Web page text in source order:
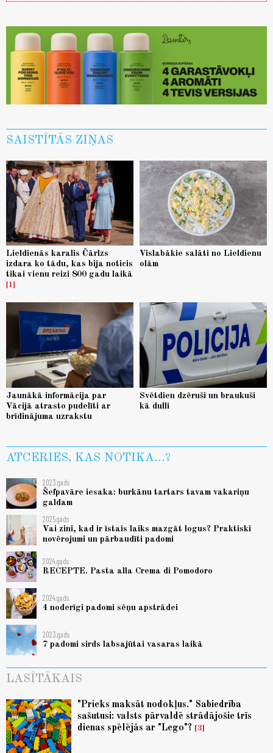
SAISTĪTĀS ZIŅAS
Lieldienās karalis Čārlzs
izdara ko tādu, kas bija noticis
tikai vienu reizi 800 gadu laikā
1
Vislabākie salāti no Lieldienu
olām
Jaunākā informācija par
Vācijā atrasto pudelīti ar
brīdinājuma uzrakstu
Svētdien dzēruši un braukuši
kā dulli
ATCERIES, KAS NOTIKA...?
2023.gads
Šefpavāre iesaka: burkānu tartars tavam vakariņu
galdam
2025.gads
Vai zini, kad ir īstais laiks mazgāt logus? Praktiski
novērojumi un pārbaudīti padomi
2024.gads
RECEPTE. Pasta alla Crema di Pomodoro
2024.gads
4 noderīgi padomi sēņu apstrādei
2023.gads
7 padomi sirds labsajūtai vasaras laikā
LASĪTĀKAIS
"Prieks maksāt nodokļus." Sabiedrība
sašutusi: valsts pārvaldē strādājošie trīs
dienas spēlējās ar "Lego"?
3